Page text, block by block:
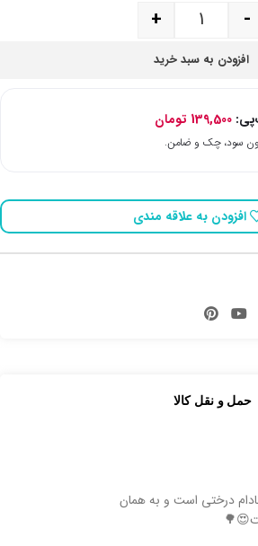
-
+
افزودن به سبد خرید
139,500 تومان
افزودن به علاقه مندی
حمل و نقل کالا
درختی است و به همان